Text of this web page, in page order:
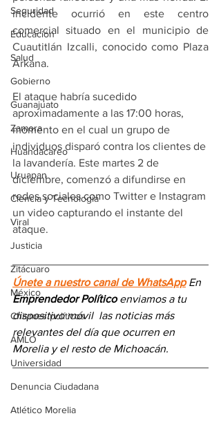
Seguridad
Educación
Salud
Gobierno
Guanajuato
Zamora
Huandacareo
Uruapan
Ciencia y Tecnología
Viral
Justicia
Zitácuaro
México
Chismes políticos
AMLO
Universidad
Denuncia Ciudadana
Atlético Morelia
incidente ocurrió en este centro
comercial situado en el municipio de
Cuautitlán Izcalli, conocido como Plaza
Arkana.
El ataque habría sucedido
aproximadamente a las 17:00 horas,
momento en el cual un grupo de
individuos disparó contra los clientes de
la lavandería. Este martes 2 de
diciembre, comenzó a difundirse en
redes sociales como Twitter e Instagram
un video capturando el instante del
ataque.
Únete a nuestro canal de WhatsApp En
Emprendedor Político enviamos a tu
dispositivo móvil las noticias más
relevantes del día que ocurren en
Morelia y el resto de Michoacán.